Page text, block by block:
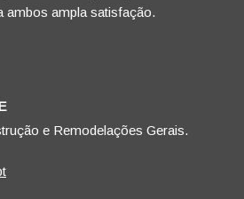
ambos ampla satisfação.
e Remodelações Gerais.